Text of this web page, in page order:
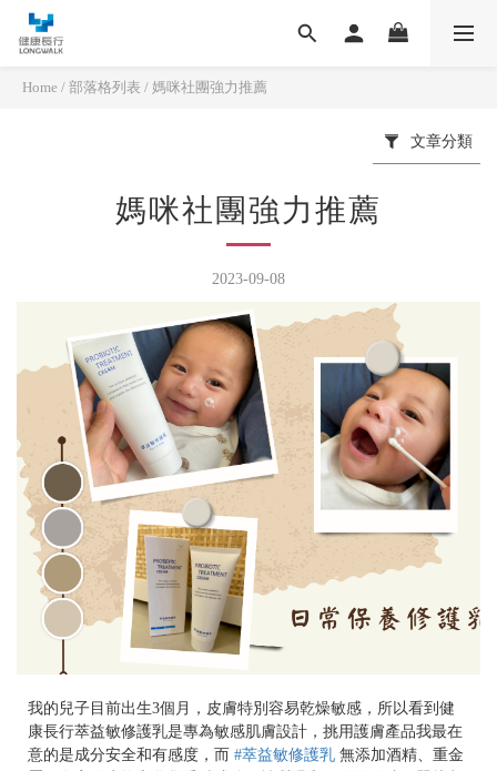
Home / 部落格列表 / 媽咪社團強力推薦
文章分類
媽咪社團強力推薦
2023-09-08
我的兒子目前出生3個月，皮膚特別容易乾燥敏感，所以看到健
康長行萃益敏修護乳是專為敏感肌膚設計，挑用護膚產品我最在
意的是成分安全和有感度，而 #萃益敏修護乳 無添加酒精、重金